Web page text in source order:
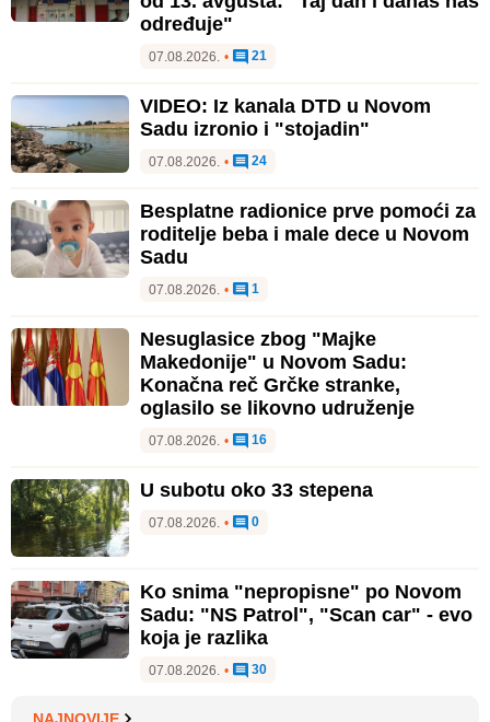
određuje"
07.08.2026. • 21
VIDEO: Iz kanala DTD u Novom
Sadu izronio i "stojadin"
07.08.2026. • 24
Besplatne radionice prve pomoći za
roditelje beba i male dece u Novom
Sadu
07.08.2026. • 1
Nesuglasice zbog "Majke
Makedonije" u Novom Sadu:
Konačna reč Grčke stranke,
oglasilo se likovno udruženje
07.08.2026. • 16
U subotu oko 33 stepena
07.08.2026. • 0
Ko snima "nepropisne" po Novom
Sadu: "NS Patrol", "Scan car" - evo
koja je razlika
07.08.2026. • 30